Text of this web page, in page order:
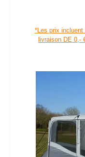
*Les prix
livraison DE 0,-